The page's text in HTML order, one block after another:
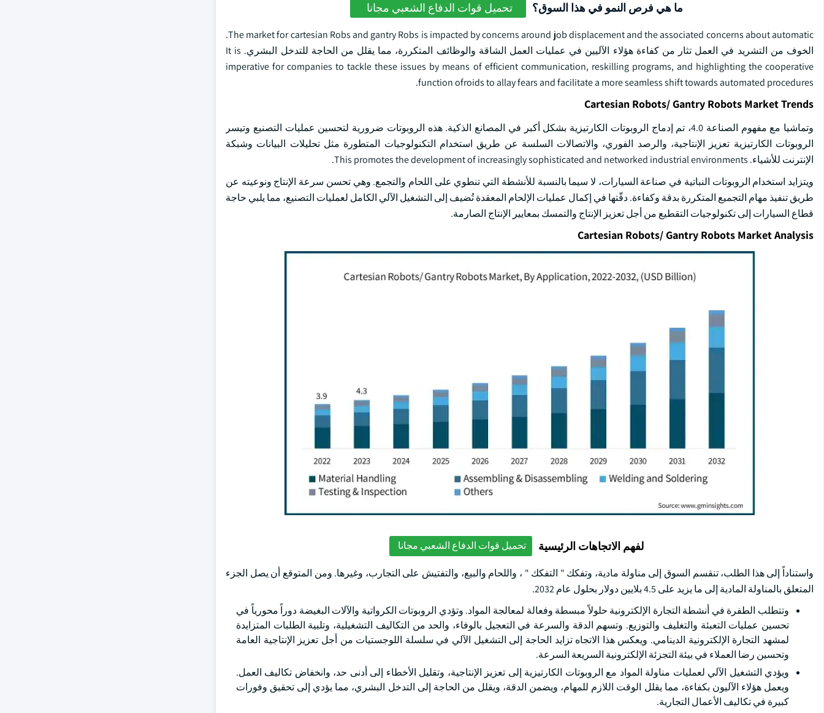
ما هي فرص النمو في هذا السوق؟ تحميل قوات الدفاع الشعبي مجانا
The market for cartesian Robs and gantry Robs is impacted by concerns around job displacement and the associated concerns about automatic.
الخوف من التشريد في العمل تثار من كفاءة هؤلاء الآليين في عمليات العمل الشاقة والوظائف المتكررة، مما يقلل من الحاجة للتدخل البشري. It is
imperative for companies to tackle these issues by means of efficient communication, reskilling programs, and highlighting the cooperative
function ofroids to allay fears and facilitate a more seamless shift towards automated procedures.
Cartesian Robots/ Gantry Robots Market Trends
وتماشيا مع مفهوم الصناعة 4.0، تم إدماج الروبوتات الكارتيزية بشكل أكبر في المصانع الذكية. هذه الروبوتات ضرورية لتحسين عمليات التصنيع وتيسر
الروبوتات الكارتيزية تعزيز الإنتاجية، والرصد الفوري، والاتصالات السلسة عن طريق استخدام التكنولوجيات المتطورة مثل تحليلات البيانات وشبكة
الإنترنت للأشياء. This promotes the development of increasingly sophisticated and networked industrial environments.
ويتزايد استخدام الروبوتات النباتية في صناعة السيارات، لا سيما بالنسبة للأنشطة التي تنطوي على اللحام والتجمع. وهي تحسن سرعة الإنتاج ونوعيته عن
طريق تنفيذ مهام التجميع المتكررة بدقة وكفاءة. دقّتها في إكمال عمليات الإلحام المعقدة تُضيف إلى التشغيل الآلي الكامل لعمليات التصنيع، مما يلبي حاجة
قطاع السيارات إلى تكنولوجيات التقطيع من أجل تعزيز الإنتاج والتمسك بمعايير الإنتاج الصارمة.
Cartesian Robots/ Gantry Robots Market Analysis
لفهم الاتجاهات الرئيسية تحميل قوات الدفاع الشعبي مجانا
واستناداً إلى هذا الطلب، تنقسم السوق إلى مناولة مادية، وتفكك " التفكك " ، واللحام والبيع، والتفتيش على التجارب، وغيرها. ومن المتوقع أن يصل الجزء
المتعلق بالمناولة المادية إلى ما يزيد على 4.5 بلايين دولار بحلول عام 2032.
وتتطلب الطفرة في أنشطة التجارة الإلكترونية حلولاً مبسطة وفعالة لمعالجة المواد. وتؤدي الروبوتات الكرواتية والآلات البغيضة دوراً محورياً في
تحسين عمليات التعبئة والتغليف والتوزيع. وتسهم الدقة والسرعة في التعجيل بالوفاء، والحد من التكاليف التشغيلية، وتلبية الطلبات المتزايدة
لمشهد التجارة الإلكترونية الدينامي. ويعكس هذا الاتجاه تزايد الحاجة إلى التشغيل الآلي في سلسلة اللوجستيات من أجل تعزيز الإنتاجية العامة
وتحسين رضا العملاء في بيئة التجزئة الإلكترونية السريعة السرعة.
ويؤدي التشغيل الآلي لعمليات مناولة المواد مع الروبوتات الكارتيزية إلى تعزيز الإنتاجية، وتقليل الأخطاء إلى أدنى حد، وانخفاض تكاليف العمل.
ويعمل هؤلاء الآليون بكفاءة، مما يقلل الوقت اللازم للمهام، ويضمن الدقة، ويقلل من الحاجة إلى التدخل البشري، مما يؤدي إلى تحقيق وفورات
كبيرة في تكاليف الأعمال التجارية.